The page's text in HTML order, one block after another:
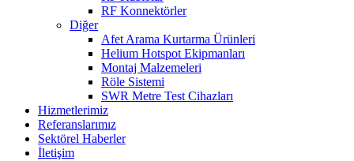
RF Konnektörler
Diğer
Afet Arama Kurtarma Ürünleri
Helium Hotspot Ekipmanları
Montaj Malzemeleri
Röle Sistemi
SWR Metre Test Cihazları
Hizmetlerimiz
Referanslarımız
Sektörel Haberler
İletişim